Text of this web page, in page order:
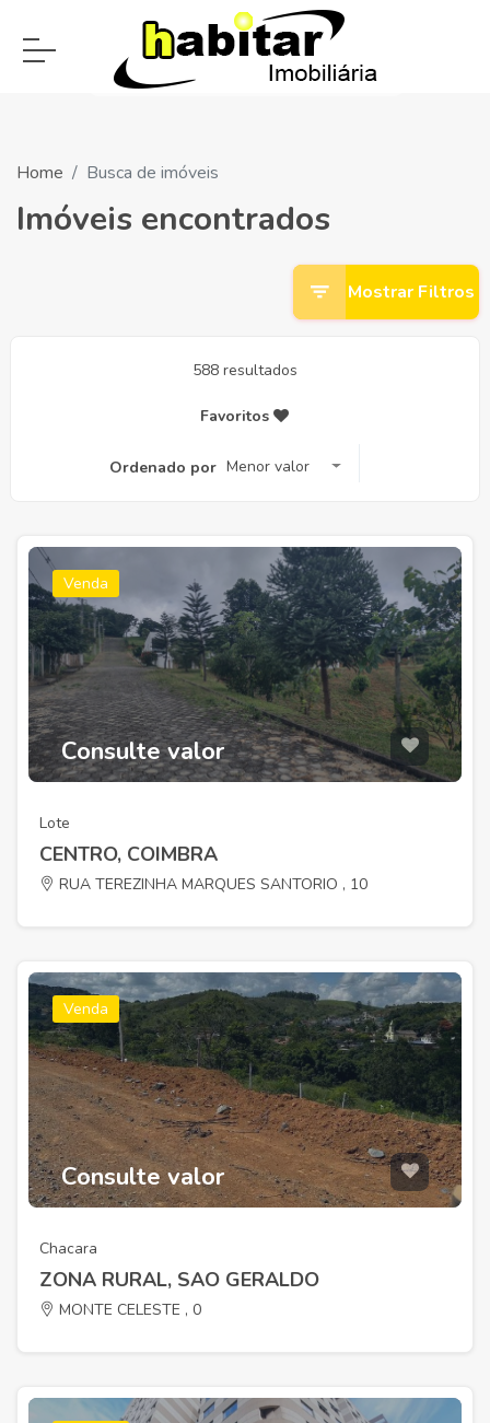
Home Busca de imóveis
Imóveis encontrados
Mostrar Filtros
588 resultados
Favoritos
Ordenado por Menor valor
Venda
Consulte valor
Lote
CENTRO, COIMBRA
RUA TEREZINHA MARQUES SANTORIO , 10
Venda
Consulte valor
Chacara
ZONA RURAL, SAO GERALDO
MONTE CELESTE , 0